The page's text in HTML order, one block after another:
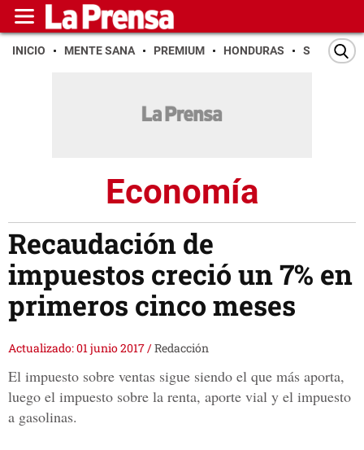
INICIO MENTE SANA PREMIUM HONDURAS SAN PEDRO
Economía
Recaudación de
impuestos creció un 7% en
primeros cinco meses
Actualizado: 01 junio 2017/Redacción
El impuesto sobre ventas sigue siendo el que más aporta,
luego el impuesto sobre la renta, aporte vial y el impuesto
a gasolinas.